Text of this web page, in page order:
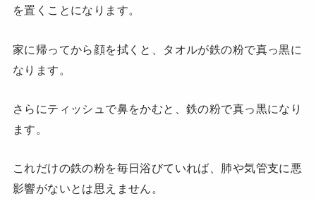
を置くことになります。
家に帰ってから顔を拭くと、タオルが鉄の粉で真っ黒に
なります。
さらにティッシュで鼻をかむと、鉄の粉で真っ黒になり
ます。
これだけの鉄の粉を毎日浴びていれば、肺や気管支に悪
影響がないとは思えません。